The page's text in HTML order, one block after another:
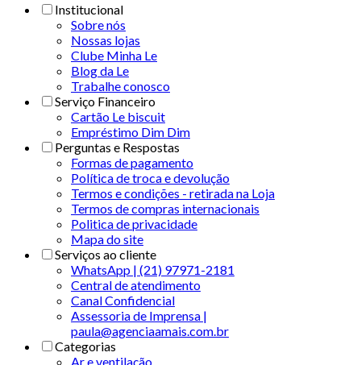
Institucional
Sobre nós
Nossas lojas
Clube Minha Le
Blog da Le
Trabalhe conosco
Serviço Financeiro
Cartão Le biscuit
Empréstimo Dim Dim
Perguntas e Respostas
Formas de pagamento
Política de troca e devolução
Termos e condições - retirada na Loja
Termos de compras internacionais
Politica de privacidade
Mapa do site
Serviços ao cliente
WhatsApp | (21) 97971-2181
Central de atendimento
Canal Confidencial
Assessoria de Imprensa |
paula@agenciaamais.com.br
Categorias
Ar e ventilação